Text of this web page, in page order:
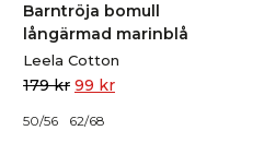
Barntröja bomull
långärmad marinblå
Leela Cotton
179kr 99 kr
50/56 62/68